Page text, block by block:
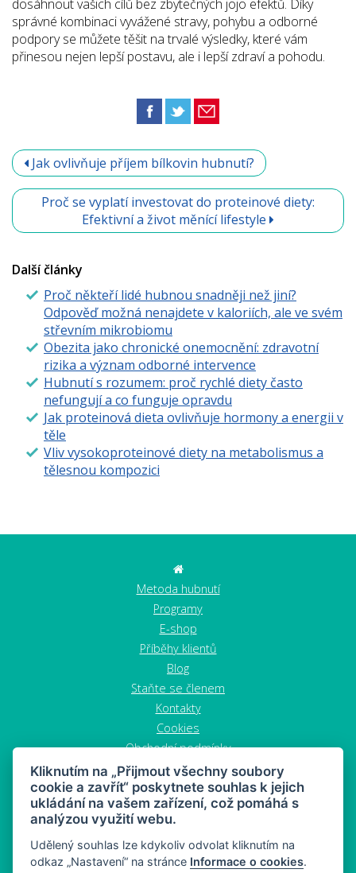
dosáhnout vašich cílů bez zbytečných jojo efektů. Díky
správné kombinaci vyvážené stravy, pohybu a odborné
podpory se můžete těšit na trvalé výsledky, které vám
přinesou nejen lepší postavu, ale i lepší zdraví a pohodu.
Jak ovlivňuje příjem bílkovin hubnutí?
Proč se vyplatí investovat do proteinové diety:
Efektivní a život měnící lifestyle
Další články
Proč někteří lidé hubnou snadněji než jiní?
Odpověď možná nenajdete v kaloriích, ale ve svém
střevním mikrobiomu
Obezita jako chronické onemocnění: zdravotní
rizika a význam odborné intervence
Hubnutí s rozumem: proč rychlé diety často
nefungují a co funguje opravdu
Jak proteinová dieta ovlivňuje hormony a energii v
těle
Vliv vysokoproteinové diety na metabolismus a
tělesnou kompozici
Metoda hubnutí
Programy
E-shop
Příběhy klientů
Blog
Staňte se členem
Kontakty
Cookies
Obchodní podmínky
Zrušit objednávku
Kliknutím na „Přijmout všechny soubory
cookie a zavřít“ poskytnete souhlas k jejich
ukládání na vašem zařízení, což pomáhá s
analýzou využití webu.
Udělený souhlas lze kdykoliv odvolat kliknutím na
odkaz „Nastavení“ na stránce Informace o cookies.